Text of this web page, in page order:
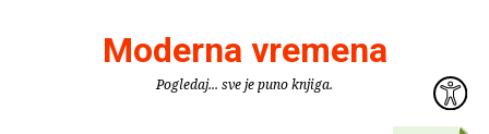
Moderna vremena
Pogledaj... sve je puno knjiga.